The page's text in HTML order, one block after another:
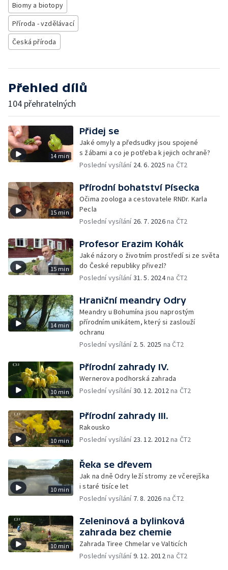
Biomy a biotopy
Příroda - vzdělávací
Česká příroda
Přehled dílů
104 přehratelných
14 min
Přidej se
Jaké omyly a předsudky jsou spojené
s žábami a co je potřeba k jejich ochraně?
Poslední vysílání 24. 6. 2025 na ČT2
15 min
Přírodní bohatství Písecka
Očima zoologa a cestovatele RNDr. Karla
Pecla
Poslední vysílání 26. 7. 2026na ČT2
15 min
Profesor Erazim Kohák
Jaké názory o životním prostředí si ze světa
do České republiky přivezl?
Poslední vysílání31. 5. 2024na ČT2
14 min
Hraniční meandry Odry
Meandry u Bohumína jsou naprostým
přírodním unikátem, který si zaslouží
ochranu
Poslední vysílání 2. 5. 2025 na ČT2
10 min
Přírodní zahrady IV.
Wernerova podhorská zahrada
Poslední vysílání30. 12. 2012na ČT2
10 min
Přírodní zahrady III.
Rakousko
Poslední vysílání 23. 12. 2012na ČT2
10 min
Řeka se dřevem
Jak na dně Odry leží stromy ze včerejška
i staré tisíce let
Poslední vysílání 7. 8. 2026 na ČT2
10 min
Zeleninová a bylinková
zahrada bez chemie
Zahrada Tiree Chmelar ve Valticích
Poslední vysílání9. 12. 2012na ČT2